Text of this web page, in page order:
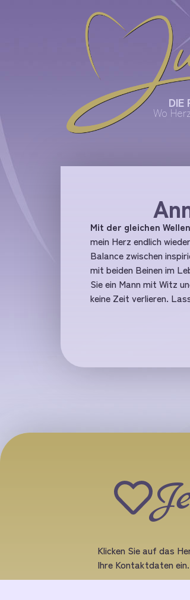
Wo
DIE
Mit der gleichen
mein Herz endlich
Balance zwischen
mit beiden Beinen im
Sie ein Mann mit Witz
keine Zeit verlieren.
Klicken Sie auf das
Ihre Kontaktdaten ein.